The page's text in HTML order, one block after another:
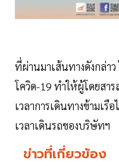
ที่ผ่านมาเส้นทางดังกล่า
โควิด-19 ทำให้ผู้โดยส
เวลาการเดินทางข้ามเรื
เวลาเดินรถของบริษัทฯ
ข่าวที่เกี่ยวข้อง